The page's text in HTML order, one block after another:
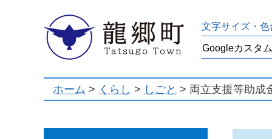
龍郷町 文字サイズ・
ホーム > くらし > しごと > 両立支援等助成